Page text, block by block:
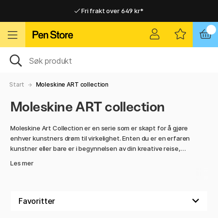
Fri frakt over 649 kr*
Raskt til dør eller utleveringssted
Raskt til dør eller utleveringssted
Start Moleskine ART collection
Moleskine ART collection
Moleskine Art Collection er en serie som er skapt for å gjøre
enhver kunstners drøm til virkelighet. Enten du er en erfaren
kunstner eller bare er i begynnelsen av din kreative reise,
Collection er intet unntak. Med syrefritt papir som sikrer lang
Les mer